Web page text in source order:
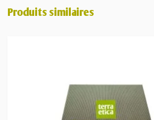
Produits similaires